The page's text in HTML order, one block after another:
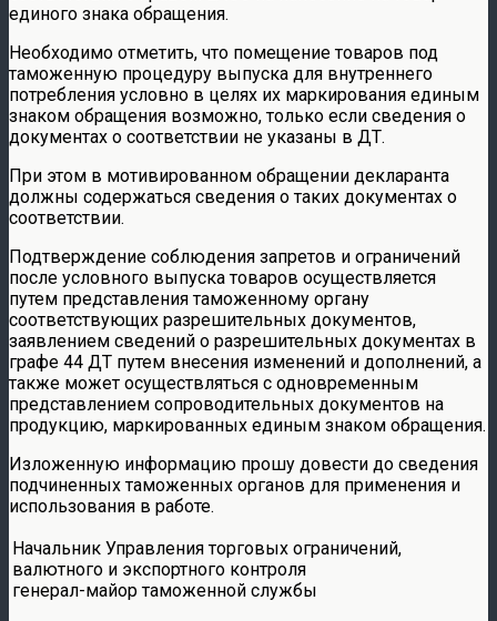
единого знака обращения.
Необходимо отметить, что помещение товаров под
таможенную процедуру выпуска для внутреннего
потребления условно в целях их маркирования единым
знаком обращения возможно, только если сведения о
документах о соответствии не указаны в ДТ.
При этом в мотивированном обращении декларанта
должны содержаться сведения о таких документах о
соответствии.
Подтверждение соблюдения запретов и ограничений
после условного выпуска товаров осуществляется
путем представления таможенному органу
соответствующих разрешительных документов,
заявлением сведений о разрешительных документах в
графе 44 ДТ путем внесения изменений и дополнений, а
также может осуществляться с одновременным
представлением сопроводительных документов на
продукцию, маркированных единым знаком обращения.
Изложенную информацию прошу довести до сведения
подчиненных таможенных органов для применения и
использования в работе.
Начальник Управления торговых ограничений,
валютного и экспортного контроля
генерал-майор таможенной службы